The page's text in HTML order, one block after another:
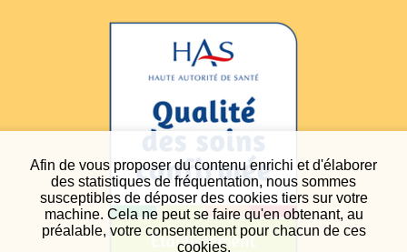
Afin de vous proposer du contenu enrichi et d'élaborer
des statistiques de fréquentation, nous sommes
susceptibles de déposer des cookies tiers sur votre
machine. Cela ne peut se faire qu'en obtenant, au
préalable, votre consentement pour chacun de ces
cookies.